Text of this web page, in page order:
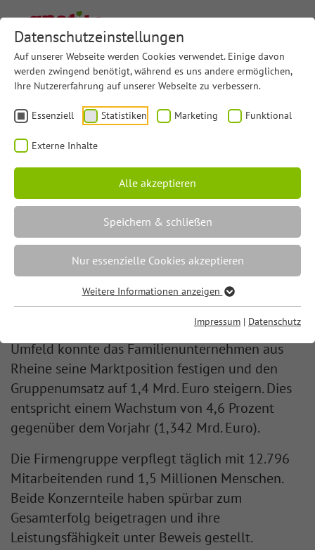
Datenschutzeinstellungen
Auf unserer Webseite werden Cookies verwendet. Einige davon
werden zwingend benötigt, während es uns andere ermöglichen,
Ihre Nutzererfahrung auf unserer Webseite zu verbessern.
Essenziell Statistiken Marketing Funktional
Externe Inhalte
Alle akzeptieren
Speichern & schließen
Nur essenzielle Cookies akzeptieren
Weitere Informationen anzeigen
Impressum | Datenschutz
Startseite News apetito setzt auf Wachstum und Investitionen
apetito setzt auf Wachstum
und Investitionen
21.05.2026 08:19|
Allgemein
Firmengruppe stärkt Marktposition im
Geschäftsjahr 2025
Die apetito Firmengruppe, bestehend aus der
apetito AG und apetito catering, blickt auf ein
erfolgreiches Geschäftsjahr 2025 zurück. In
einem wirtschaftlich weiterhin anspruchsvollen
Umfeld konnte das Familienunternehmen aus
Rheine seine Marktposition festigen und den
Gruppenumsatz auf 1,4 Mrd. Euro steigern. Dies
entspricht einem Wachstum von 4,6 Prozent
gegenüber dem Vorjahr (1,342 Mrd. Euro).
Die Firmengruppe verpflegt täglich mit 12.796
Mitarbeitenden rund 1,5 Millionen Menschen.
Beide Konzernteile haben spürbar zum
Gesamterfolg beigetragen und ihre
Leistungsfähigkeit unter Beweis gestellt.